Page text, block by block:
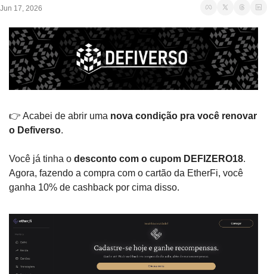
Jun 17, 2026
👉 Acabei de abrir uma nova condição pra você renovar
o Defiverso.
Você já tinha o desconto com o cupom DEFIZERO18.
Agora, fazendo a compra com o cartão da EtherFi, você
ganha 10% de cashback por cima disso.